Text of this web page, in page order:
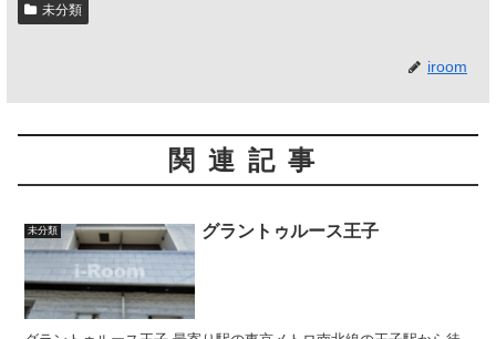
未分類
iroom
関連記事
未分類 グラントゥルース王子